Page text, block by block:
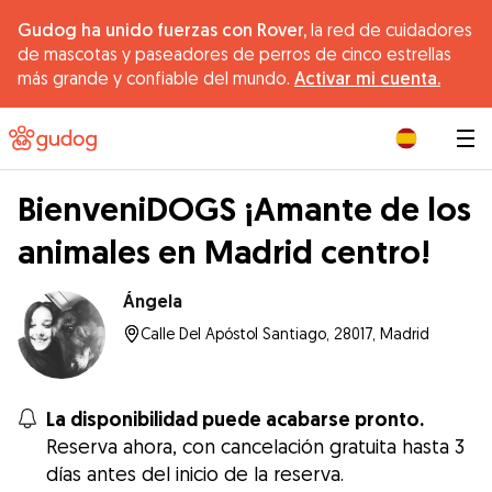
Gudog ha unido fuerzas con Rover, la red de cuidadores
de mascotas y paseadores de perros de cinco estrellas
más grande y confiable del mundo. Activar mi cuenta.
BienveniDOGS ¡Amante de los
animales en Madrid centro!
Ángela
Calle Del Apóstol Santiago, 28017, Madrid
La disponibilidad puede acabarse pronto.
Reserva ahora, con cancelación gratuita hasta 3
días antes del inicio de la reserva.